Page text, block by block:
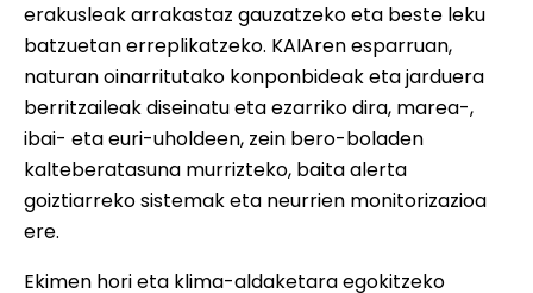
erakusleak arrakastaz gauzatzeko eta beste leku
batzuetan erreplikatzeko. KAIAren esparruan,
naturan oinarritutako konponbideak eta jarduera
berritzaileak diseinatu eta ezarriko dira, marea-,
ibai- eta euri-uholdeen, zein bero-boladen
kalteberatasuna murrizteko, baita alerta
goiztiarreko sistemak eta neurrien monitorizazioa
ere.
Ekimen hori eta klima-aldaketara egokitzeko